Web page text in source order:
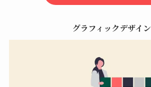
グラフィックデザイン